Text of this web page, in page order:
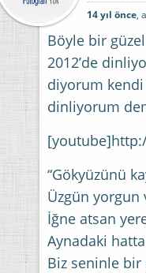
14 yıl önce,
Böyle bir
2012’de
diyorum kendi
dinliyorum
“Gökyüzünü
Üzgün yorgun
İğne atsan
Aynadaki
Biz seninle bir